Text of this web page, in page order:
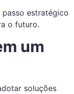
estratégico
o futuro.
um
soluções